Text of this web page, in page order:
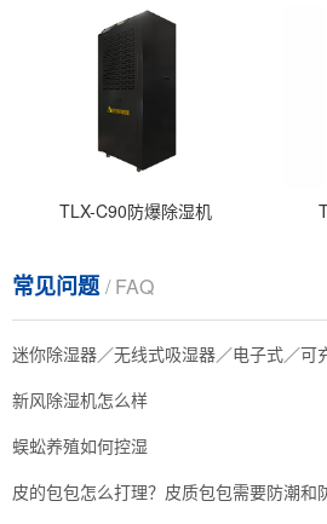
TLX-C90防爆除湿机
常见问题/ FAQ
新风除湿机怎么样
蜈蚣养殖如何控湿
皮的包包怎么打理？皮质包包需要防潮和